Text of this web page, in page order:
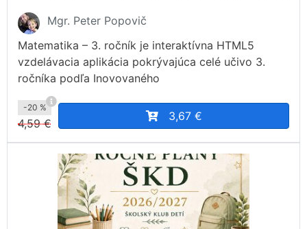
Mgr. Peter Popovič
Matematika – 3. ročník je interaktívna HTML5
vzdelávacia aplikácia pokrývajúca celé učivo 3.
ročníka podľa Inovovaného
-20 %
4,59 €
3,67 €